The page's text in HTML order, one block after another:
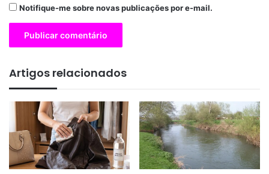
Notifique-me sobre novas publicações por e-mail.
Artigos relacionados